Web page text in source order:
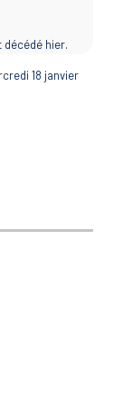
décédé hier.
18 janvier